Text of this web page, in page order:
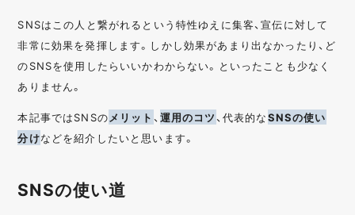
SNSはこの人と繋がれるという特性ゆえに集客、宣伝に対して
非常に効果を発揮します。しかし効果があまり出なかったり、ど
のSNSを使用したらいいかわからない。といったことも少なく
ありません。
本記事ではSNSのメリット 、運用のコツ、代表的なSNSの使い
分けなどを紹介したいと思います。
SNSの使い道